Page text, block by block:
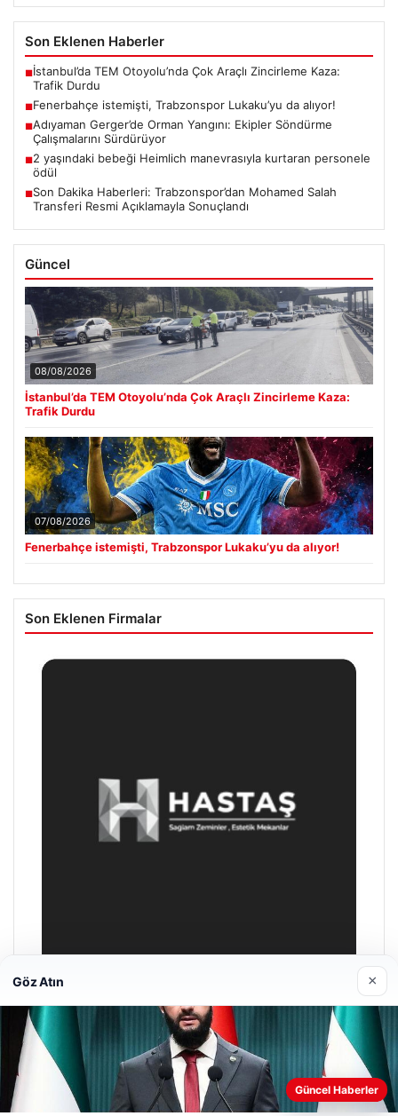
Son Eklenen Haberler
■İstanbul’da TEM Otoyolu’nda Çok Araçlı Zincirleme Kaza:
Trafik Durdu
■Fenerbahçe istemişti, Trabzonspor Lukaku’yu da alıyor!
■Adıyaman Gerger’de Orman Yangını: Ekipler Söndürme
Çalışmalarını Sürdürüyor
■2 yaşındaki bebeği Heimlich manevrasıyla kurtaran personele
ödül
■Son Dakika Haberleri: Trabzonspor’dan Mohamed Salah
Transferi Resmi Açıklamayla Sonuçlandı
Güncel
08/08/2026
İstanbul’da TEM Otoyolu’nda Çok Araçlı Zincirleme Kaza:
Trafik Durdu
07/08/2026
Fenerbahçe istemişti, Trabzonspor Lukaku’yu da alıyor!
Son Eklenen Firmalar
Enes Kaplan Avukatlık Bürosu
28/04/2026
Web sitemizi nasıl kullandığınızı daha iyi anlayabilmek,
Göz Atın ×
Güncel Haberler